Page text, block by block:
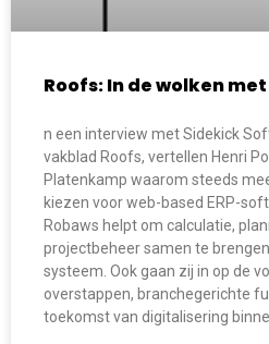
Roofs: In de wolken
n een interview met Sidekick
vakblad Roofs, vertellen Henri
Platenkamp waarom steeds
kiezen voor web-based ERP-
Robaws helpt om calculatie,
projectbeheer samen te
systeem. Ook gaan zij in op de
overstappen, branchegerichte
toekomst van digitalisering